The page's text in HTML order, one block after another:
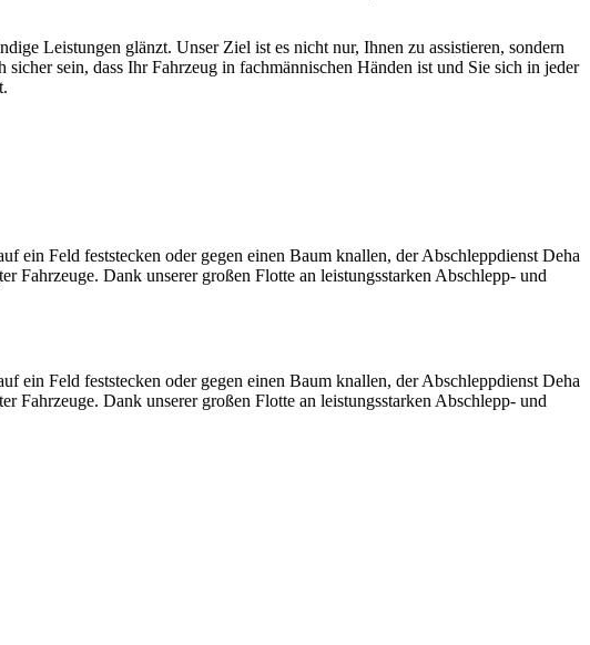
Leistungen glänzt. Unser Ziel ist es nicht nur, Ihnen zu assistieren, sondern
sein, dass Ihr Fahrzeug in fachmännischen Händen ist und Sie sich in jeder
ein Feld feststecken oder gegen einen Baum knallen, der Abschleppdienst Deha
Fahrzeuge. Dank unserer großen Flotte an leistungsstarken Abschlepp- und
ein Feld feststecken oder gegen einen Baum knallen, der Abschleppdienst Deha
Fahrzeuge. Dank unserer großen Flotte an leistungsstarken Abschlepp- und